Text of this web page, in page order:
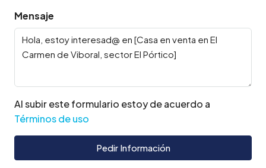
Mensaje
Al subir este formulario estoy de acuerdo a
Términos de uso
Pedir Información